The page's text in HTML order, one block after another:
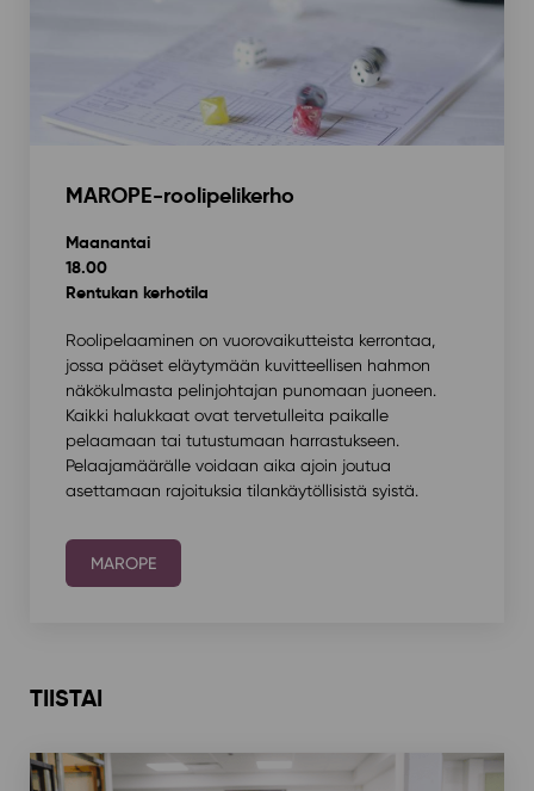
MAROPE-roolipelikerho
Maanantai
18.00
Rentukan kerhotila
Roolipelaaminen on vuorovaikutteista kerrontaa,
jossa pääset eläytymään kuvitteellisen hahmon
näkökulmasta pelinjohtajan punomaan juoneen.
Kaikki halukkaat ovat tervetulleita paikalle
pelaamaan tai tutustumaan harrastukseen.
Pelaajamäärälle voidaan aika ajoin joutua
asettamaan rajoituksia tilankäytöllisistä syistä.
MAROPE
TIISTAI